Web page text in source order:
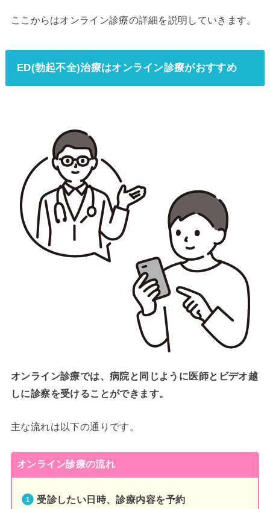
ここからはオンライン診療の詳細を説明していきます。
ED(勃起不全)治療はオンライン診療がおすすめ
オンライン診療では、病院と同じように医師とビデオ越
しに診察を受けることができます。
主な流れは以下の通りです。
オンライン診療の流れ
受診したい日時、診療内容を予約